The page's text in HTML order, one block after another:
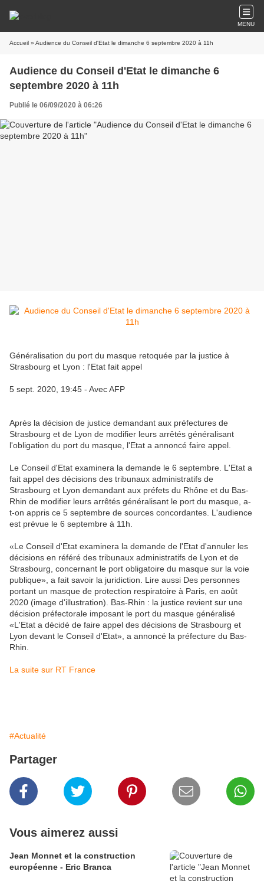
MENU
Accueil » Audience du Conseil d'Etat le dimanche 6 septembre 2020 à 11h
Audience du Conseil d'Etat le dimanche 6
septembre 2020 à 11h
Publié le 06/09/2020 à 06:26
Généralisation du port du masque retoquée par la justice à
Strasbourg et Lyon : l'Etat fait appel
5 sept. 2020, 19:45 - Avec AFP
Après la décision de justice demandant aux préfectures de
Strasbourg et de Lyon de modifier leurs arrêtés généralisant
l'obligation du port du masque, l'Etat a annoncé faire appel.
Le Conseil d'Etat examinera la demande le 6 septembre. L'Etat a
fait appel des décisions des tribunaux administratifs de
Strasbourg et Lyon demandant aux préfets du Rhône et du Bas-
Rhin de modifier leurs arrêtés généralisant le port du masque, a-
t-on appris ce 5 septembre de sources concordantes. L'audience
est prévue le 6 septembre à 11h.
«Le Conseil d'Etat examinera la demande de l'Etat d'annuler les
décisions en référé des tribunaux administratifs de Lyon et de
Strasbourg, concernant le port obligatoire du masque sur la voie
publique», a fait savoir la juridiction. Lire aussi Des personnes
portant un masque de protection respiratoire à Paris, en août
2020 (image d'illustration). Bas-Rhin : la justice revient sur une
décision préfectorale imposant le port du masque généralisé
«L'Etat a décidé de faire appel des décisions de Strasbourg et
Lyon devant le Conseil d'Etat», a annoncé la préfecture du Bas-
Rhin.
La suite sur RT France
#Actualité
Partager
Vous aimerez aussi
Jean Monnet et la construction
européenne - Eric Branca